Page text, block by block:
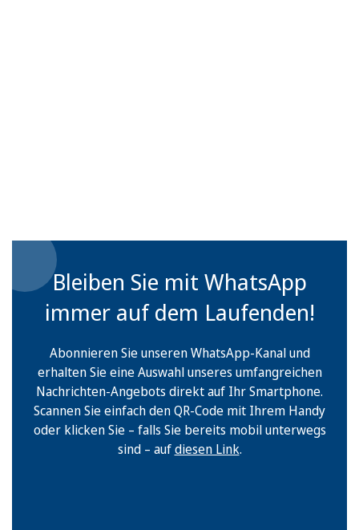
Bleiben Sie mit WhatsApp
immer auf dem Laufenden!
Abonnieren Sie unseren WhatsApp-Kanal und
erhalten Sie eine Auswahl unseres umfangreichen
Nachrichten-Angebots direkt auf Ihr Smartphone.
Scannen Sie einfach den QR-Code mit Ihrem Handy
oder klicken Sie – falls Sie bereits mobil unterwegs
sind – aufdiesen Link.